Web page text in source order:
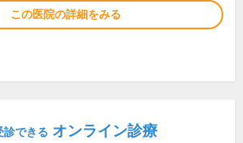
この医院の詳細をみる
診できる オンライン診療